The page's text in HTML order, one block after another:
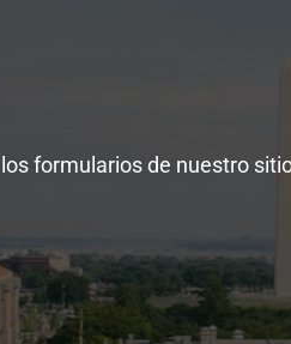
formularios de nuestro